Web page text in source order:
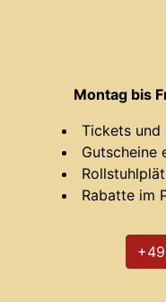
Montag bis
Tickets und
Gutscheine
Rabatte im